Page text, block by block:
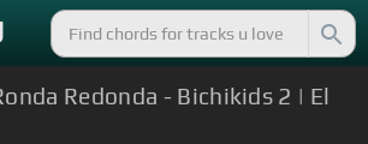
Redonda - Bichikids 2 | El